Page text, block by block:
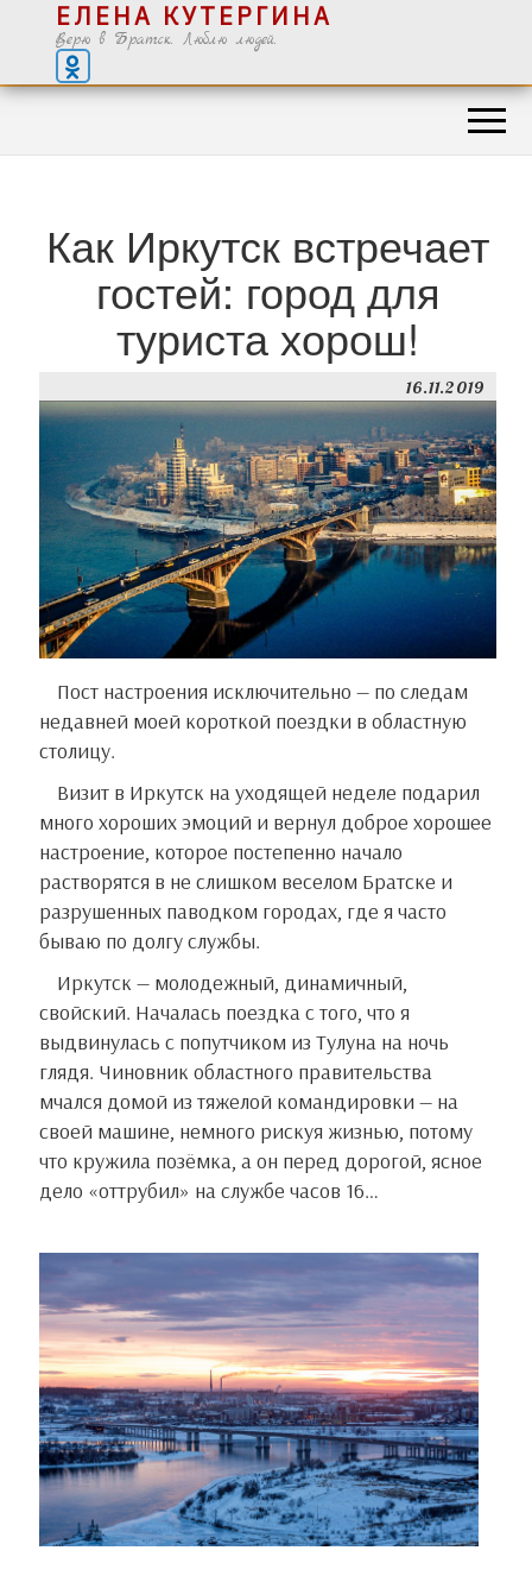
ЕЛЕНА КУТЕРГИНА
Верю в Братск. Люблю людей.
Как Иркутск встречает
гостей: город для
туриста хорош!
16.11.2019
Пост настроения исключительно — по следам
недавней моей короткой поездки в областную
столицу.
Визит в Иркутск на уходящей неделе подарил
много хороших эмоций и вернул доброе хорошее
настроение, которое постепенно начало
растворятся в не слишком веселом Братске и
разрушенных паводком городах, где я часто
бываю по долгу службы.
Иркутск — молодежный, динамичный,
свойский. Началась поездка с того, что я
выдвинулась с попутчиком из Тулуна на ночь
глядя. Чиновник областного правительства
мчался домой из тяжелой командировки — на
своей машине, немного рискуя жизнью, потому
что кружила позёмка, а он перед дорогой, ясное
дело «оттрубил» на службе часов 16…